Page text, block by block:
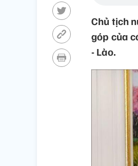
Chủ tịch
góp của
- Lào.